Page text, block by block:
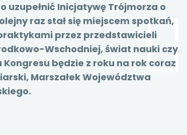
uzupełnić Inicjatywę Trójmorza o
raz stał się miejscem spotkań,
przez przedstawicieli
Wschodniej, świat nauki czy
będzie z roku na rok coraz
Marszałek Województwa